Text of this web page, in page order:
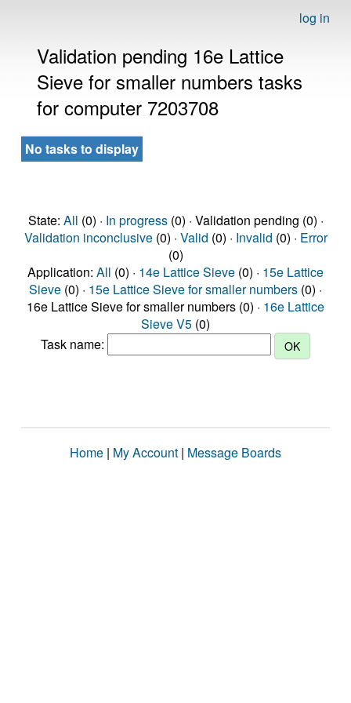
log in
Validation pending 16e Lattice
Sieve for smaller numbers tasks
for computer 7203708
No tasks to display
State: All (0) · In progress(0) · Validation pending (0) ·
Validation inconclusive(0) · Valid (0) · Invalid (0) · Error
(0)
Application: All (0) · 14e Lattice Sieve (0) · 15e Lattice
Sieve (0) · 15e Lattice Sieve for smaller numbers (0) ·
16e Lattice Sieve for smaller numbers (0) · 16e Lattice
Sieve V5 (0)
Task name:
Home | My Account | Message Boards